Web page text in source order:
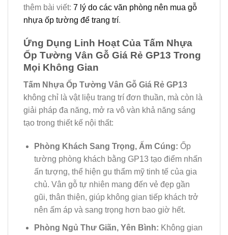
thêm bài viết: 7 lý do các văn phòng nên mua gỗ
nhựa ốp tường để trang trí.
Ứng Dụng Linh Hoạt Của Tấm Nhựa
Ốp Tường Vân Gỗ Giá Rẻ GP13 Trong
Mọi Không Gian
Tấm Nhựa Ốp Tường Vân Gỗ Giá Rẻ GP13
không chỉ là vật liệu trang trí đơn thuần, mà còn là
giải pháp đa năng, mở ra vô vàn khả năng sáng
tạo trong thiết kế nội thất:
Phòng Khách Sang Trọng, Ấm Cúng: Ốp
tường phòng khách bằng GP13 tạo điểm nhấn
ấn tượng, thể hiện gu thẩm mỹ tinh tế của gia
chủ. Vân gỗ tự nhiên mang đến vẻ đẹp gần
gũi, thân thiện, giúp không gian tiếp khách trở
nên ấm áp và sang trọng hơn bao giờ hết.
Phòng Ngủ Thư Giãn, Yên Bình: Không gian